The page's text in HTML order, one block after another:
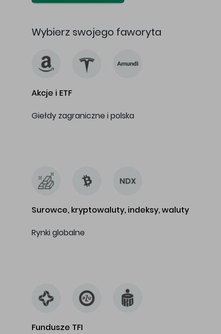
Wybierz swojego faworyta
Akcje i ETF
Giełdy zagraniczne i polska
Surowce, kryptowaluty, indeksy, waluty
Rynki globalne
Fundusze TFI